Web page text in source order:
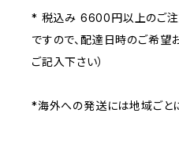
* 税込み 6600円以上のご
ですので、配達日時のご希望
ご記入下さい）
*海外への発送には地域ごと